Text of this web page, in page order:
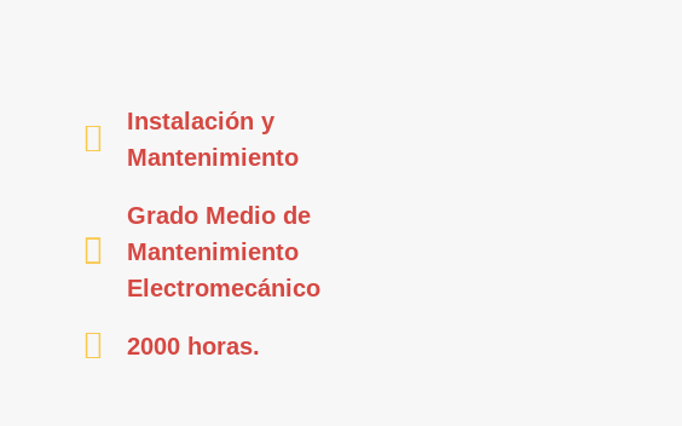
Instalación y
Mantenimiento
Grado Medio de
Mantenimiento
Electromecánico
2000 horas.